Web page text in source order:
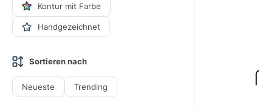
Kontur mit Farbe
Handgezeichnet
Sortieren nach
Neueste Trending